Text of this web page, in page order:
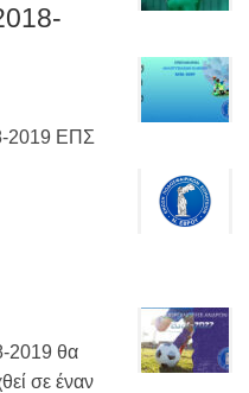
2019 ΕΠΣ
2019 θα
σε έναν